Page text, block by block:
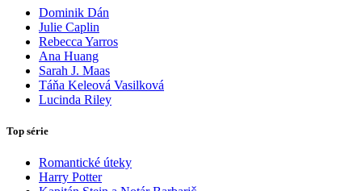
Dominik Dán
Julie Caplin
Rebecca Yarros
Ana Huang
Sarah J. Maas
Táňa Keleová Vasilková
Lucinda Riley
Top série
Romantické úteky
Harry Potter